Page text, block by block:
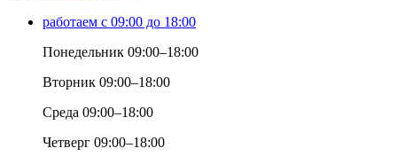
работаем с 09:00 до 18:00
Понедельник 09:00–18:00
Вторник 09:00–18:00
Среда 09:00–18:00
Четверг 09:00–18:00